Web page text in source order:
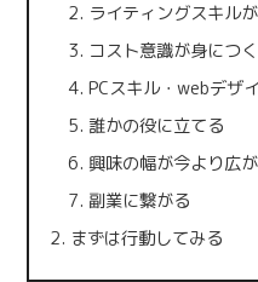
ライティングスキル
コスト意識が身につく
PCスキル・webデザ
誰かの役に立てる
興味の幅が今より広
副業に繋がる
まずは行動してみる